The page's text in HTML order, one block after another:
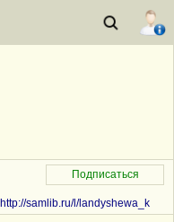
http://samlib.ru/l/landyshewa_k